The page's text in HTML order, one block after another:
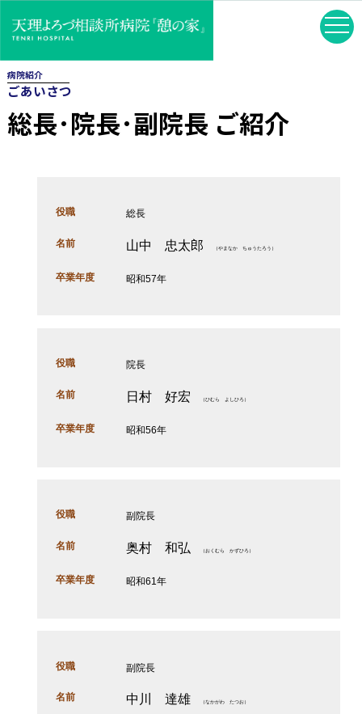
病院紹介
ごあいさつ
総長･院長･副院長 ご紹介
役職 総長
名前 山中 忠太郎 （やまなか ちゅうたろう）
卒業年度 昭和57年
役職 院長
名前 日村 好宏 （ひむら よしひろ）
卒業年度 昭和56年
役職 副院長
名前 奥村 和弘 （おくむら かずひろ）
卒業年度 昭和61年
役職 副院長
名前 中川 達雄 （なかがわ たつお）